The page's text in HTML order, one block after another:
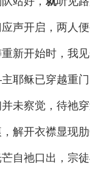
声开启，两人
新开始时，我
耶稣已穿越重
未察觉，待祂
解开衣襟显现
自祂口出，宗